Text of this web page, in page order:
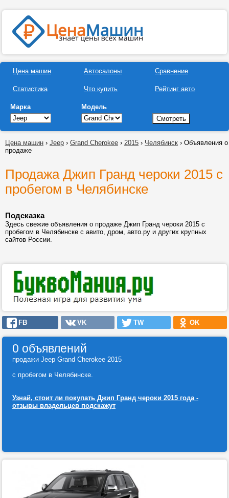
Цена машин
Статистика
Автосалоны
Что купить
Сравнение
Рейтинг авто
Марка Модель
Цена машин › Jeep › Grand Cherokee › 2015 › Челябинск › Объявления о
продаже
Продажа Джип Гранд чероки 2015 с
пробегом в Челябинске
Подсказка
Здесь свежие объявления о продаже Джип Гранд чероки 2015 с
пробегом в Челябинске с авито, дром, авто.ру и других крупных
сайтов России.
FB VK TW OK
0 объявлений
продажи Jeep Grand Cherokee 2015
с пробегом в Челябинске.
Узнай, стоит ли покупать Джип Гранд чероки 2015 года -
отзывы владельцев подскажут